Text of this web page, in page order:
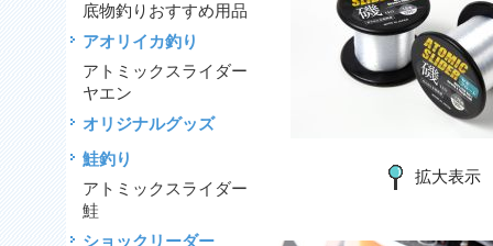
底物釣りおすすめ用品
アオリイカ釣り
アトミックスライダー
ヤエン
オリジナルグッズ
鮭釣り
アトミックスライダー
鮭
ショックリーダー
拡大表示